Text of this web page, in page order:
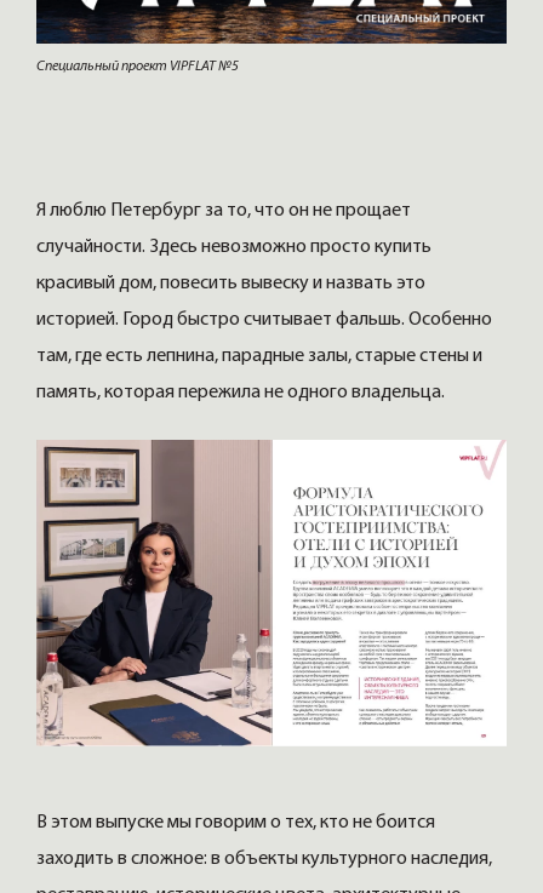
Специальный проект VIPFLAT №5
Я люблю Петербург за то, что он не прощает
случайности. Здесь невозможно просто купить
красивый дом, повесить вывеску и назвать это
историей. Город быстро считывает фальшь. Особенно
там, где есть лепнина, парадные залы, старые стены и
память, которая пережила не одного владельца.
В этом выпуске мы говорим о тех, кто не боится
заходить в сложное: в объекты культурного наследия,